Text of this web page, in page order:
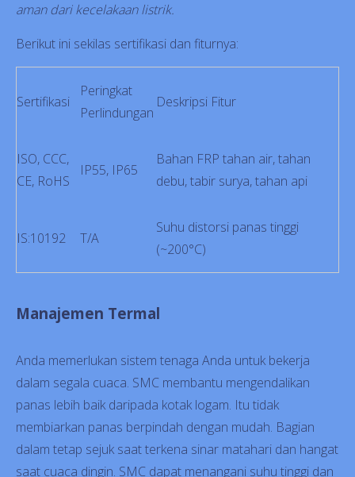
aman dari kecelakaan listrik.
Berikut ini sekilas sertifikasi dan fiturnya:
Sertifikasi
Peringkat
Perlindungan
Deskripsi Fitur
ISO, CCC,
CE, RoHS
IP55, IP65
Bahan FRP tahan air, tahan
debu, tabir surya, tahan api
IS:10192 T/A
Suhu distorsi panas tinggi
(~200°C)
Manajemen Termal
Anda memerlukan sistem tenaga Anda untuk bekerja
dalam segala cuaca. SMC membantu mengendalikan
panas lebih baik daripada kotak logam. Itu tidak
membiarkan panas berpindah dengan mudah. Bagian
dalam tetap sejuk saat terkena sinar matahari dan hangat
saat cuaca dingin. SMC dapat menangani suhu tinggi dan